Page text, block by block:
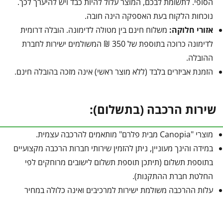
נוכחות הלקוח בעת האספקה הינה חובה.
אזורי חלוקה: משלוח חינם בין מטולה לדימונה. הובלה דרומית
לדימונה כרוכה בתוספת של 350 ₪ המשולמים ישירות לחברת
ההובלה.
הזמנת אביזרים בלבד (ללא מוצר ראשי) אינה מזכה בהובלה חינם.
שירות הרכבה (בתשלום):
מוצרי "Canopia מבית פלרם" מותאמים להרכבה עצמית.
במידה והינך מעוניין, ניתן להזמין שירותי חברות הרכבה מקצועיים
בתוספת תשלום (תיתכן תוספת תשלום לישובים מרוחקים לפי
החלטת חברת ההתקנות).
עלות ההרכבה משולמת ישירות למרכיבים ואינה כלולה במחיר